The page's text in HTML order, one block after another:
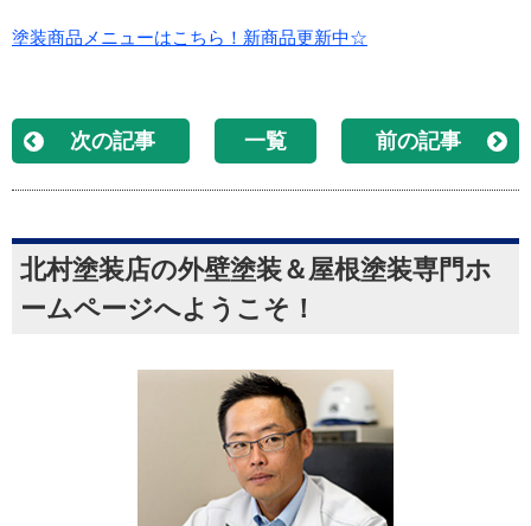
塗装商品メニューはこちら！新商品更新中☆
次の記事 一覧 前の記事
北村塗装店の外壁塗装＆屋根塗装専門ホ
ームページへようこそ！